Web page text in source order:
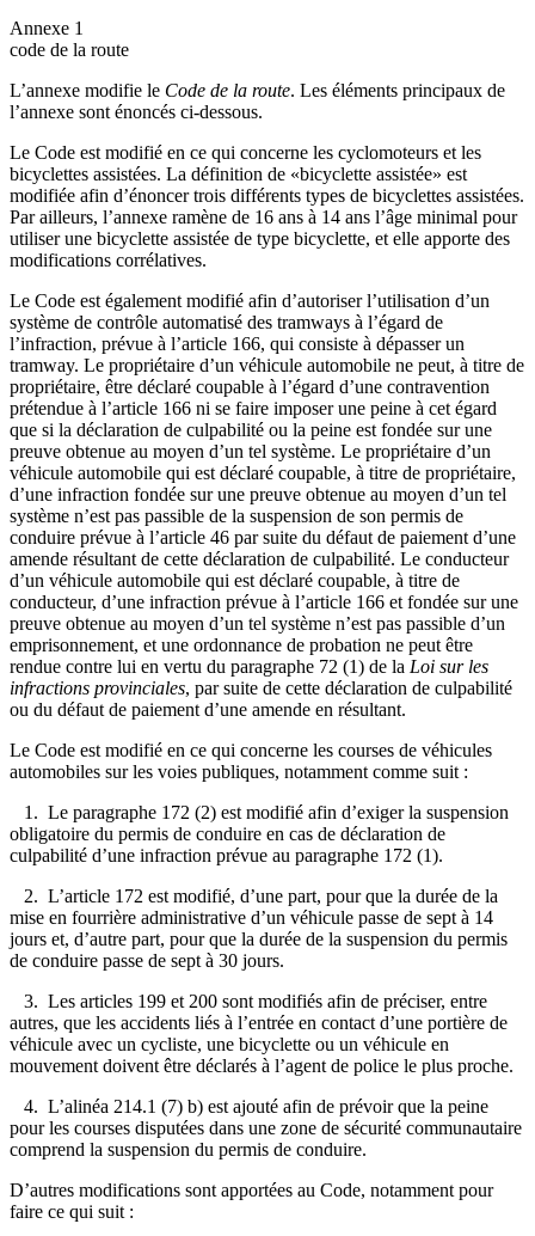
Annexe 1
code de la route
L’annexe modifie le Code de la route. Les éléments principaux de
l’annexe sont énoncés ci-dessous.
Le Code est modifié en ce qui concerne les cyclomoteurs et les
bicyclettes assistées. La définition de «bicyclette assistée» est
modifiée afin d’énoncer trois différents types de bicyclettes assistées.
Par ailleurs, l’annexe ramène de 16 ans à 14 ans l’âge minimal pour
utiliser une bicyclette assistée de type bicyclette, et elle apporte des
modifications corrélatives.
Le Code est également modifié afin d’autoriser l’utilisation d’un
système de contrôle automatisé des tramways à l’égard de
l’infraction, prévue à l’article 166, qui consiste à dépasser un
tramway. Le propriétaire d’un véhicule automobile ne peut, à titre de
propriétaire, être déclaré coupable à l’égard d’une contravention
prétendue à l’article 166 ni se faire imposer une peine à cet égard
que si la déclaration de culpabilité ou la peine est fondée sur une
preuve obtenue au moyen d’un tel système. Le propriétaire d’un
véhicule automobile qui est déclaré coupable, à titre de propriétaire,
d’une infraction fondée sur une preuve obtenue au moyen d’un tel
système n’est pas passible de la suspension de son permis de
conduire prévue à l’article 46 par suite du défaut de paiement d’une
amende résultant de cette déclaration de culpabilité. Le conducteur
d’un véhicule automobile qui est déclaré coupable, à titre de
conducteur, d’une infraction prévue à l’article 166 et fondée sur une
preuve obtenue au moyen d’un tel système n’est pas passible d’un
emprisonnement, et une ordonnance de probation ne peut être
rendue contre lui en vertu du paragraphe 72 (1) de la Loi sur les
infractions provinciales, par suite de cette déclaration de culpabilité
ou du défaut de paiement d’une amende en résultant.
Le Code est modifié en ce qui concerne les courses de véhicules
automobiles sur les voies publiques, notamment comme suit :
1. Le paragraphe 172 (2) est modifié afin d’exiger la suspension
obligatoire du permis de conduire en cas de déclaration de
culpabilité d’une infraction prévue au paragraphe 172 (1).
2. L’article 172 est modifié, d’une part, pour que la durée de la
mise en fourrière administrative d’un véhicule passe de sept à 14
jours et, d’autre part, pour que la durée de la suspension du permis
de conduire passe de sept à 30 jours.
3. Les articles 199 et 200 sont modifiés afin de préciser, entre
autres, que les accidents liés à l’entrée en contact d’une portière de
véhicule avec un cycliste, une bicyclette ou un véhicule en
mouvement doivent être déclarés à l’agent de police le plus proche.
4. L’alinéa 214.1 (7) b) est ajouté afin de prévoir que la peine
pour les courses disputées dans une zone de sécurité communautaire
comprend la suspension du permis de conduire.
D’autres modifications sont apportées au Code, notamment pour
faire ce qui suit :